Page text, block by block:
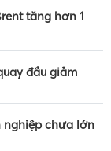
tăng hơn 1
đầu giảm
nghiệp chưa lớn